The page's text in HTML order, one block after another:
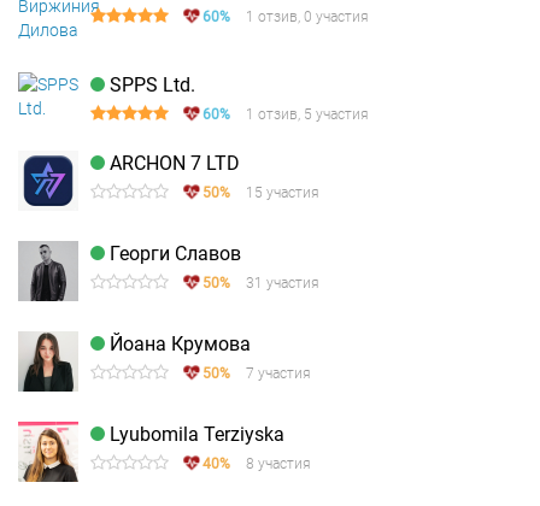
60% 1 отзив, 0 участия
SPPS Ltd.
60% 1 отзив, 5 участия
ARCHON 7 LTD
50% 15 участия
Георги Славов
50% 31 участия
Йоана Крумова
50% 7 участия
Lyubomila Terziyska
40% 8 участия